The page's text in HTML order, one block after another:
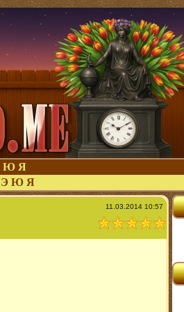
Ю Я
Э Ю Я
11.03.2014 10:57